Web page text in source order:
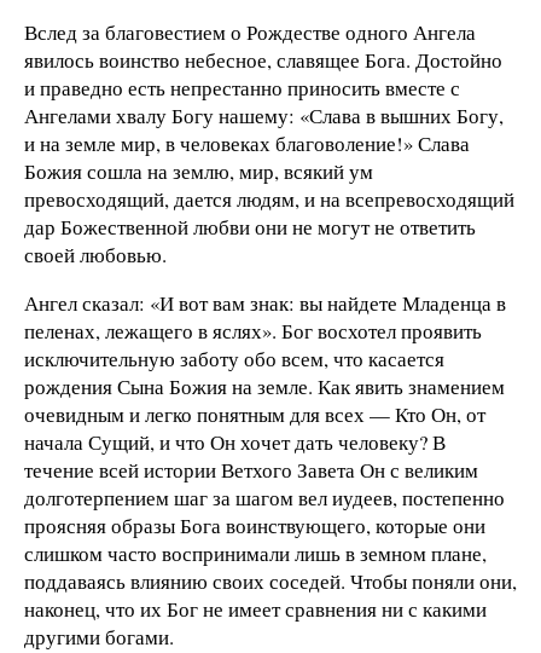
Вслед за благовестием о Рождестве одного Ангела
явилось воинство небесное, славящее Бога. Достойно
и праведно есть непрестанно приносить вместе с
Ангелами хвалу Богу нашему: «Слава в вышних Богу,
и на земле мир, в человеках благоволение!» Слава
Божия сошла на землю, мир, всякий ум
превосходящий, дается людям, и на всепревосходящий
дар Божественной любви они не могут не ответить
своей любовью.
Ангел сказал: «И вот вам знак: вы найдете Младенца в
пеленах, лежащего в яслях». Бог восхотел проявить
исключительную заботу обо всем, что касается
рождения Сына Божия на земле. Как явить знамением
очевидным и легко понятным для всех — Кто Он, от
начала Сущий, и что Он хочет дать человеку? В
течение всей истории Ветхого Завета Он с великим
долготерпением шаг за шагом вел иудеев, постепенно
проясняя образы Бога воинствующего, которые они
слишком часто воспринимали лишь в земном плане,
поддаваясь влиянию своих соседей. Чтобы поняли они,
наконец, что их Бог не имеет сравнения ни с какими
другими богами.